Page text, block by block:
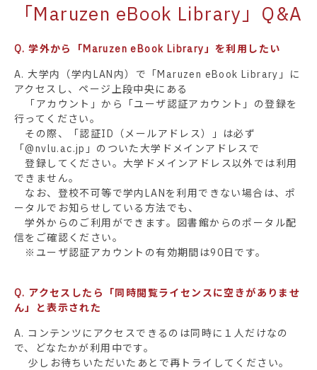
「Maruzen eBook Library」Q&A
Q. 学外から「Maruzen eBook Library」を利用したい
A. 大学内（学内LAN内）で「Maruzen eBook Library」に
アクセスし、ページ上段中央にある
「アカウント」から「ユーザ認証アカウント」の登録を
行ってください。
その際、「認証ID（メールアドレス）」は必ず
「@nvlu.ac.jp」のついた大学ドメインアドレスで
登録してください。大学ドメインアドレス以外では利用
できません。
なお、登校不可等で学内LANを利用できない場合は、ポ
ータルでお知らせしている方法でも、
学外からのご利用ができます。図書館からのポータル配
信をご確認ください。
※ユーザ認証アカウントの有効期間は90日です。
Q. アクセスしたら「同時閲覧ライセンスに空きがありませ
ん」と表示された
A. コンテンツにアクセスできるのは同時に１人だけなの
で、どなたかが利用中です。
少しお待ちいただいたあとで再トライしてください。